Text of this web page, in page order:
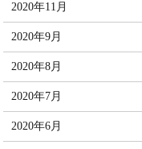
2020年11月
2020年9月
2020年8月
2020年7月
2020年6月